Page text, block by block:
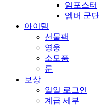
임포스터
엠버 군단
아이템
선물팩
영웅
소모품
룬
보상
일일 로그인
계급 세부